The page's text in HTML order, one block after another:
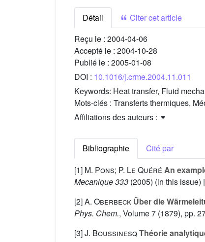
Détail
Citer cet article
Reçu le : 2004-04-06
Accepté le : 2004-10-28
Publié le : 2005-01-08
DOI : 10.1016/j.crme.2004.11.011
Keywords: Heat transfer, Fluid
Mots-clés : Transferts thermiques,
Affiliations des auteurs :
Bibliographie
Cité par
[1] M. Pons; P. Le Quéré An
Mecanique 333 (2005) (in this issue) |
[2]A. Oberbeck Über die
Phys. Chem., Volume 7 (1879), pp.
[3]J. BoussinesqThéorie